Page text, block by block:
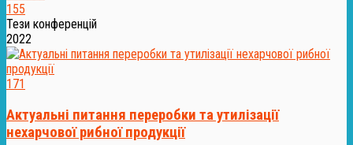
155
Тези конференцій
2022
171
Актуальні питання переробки та утилізації
нехарчової рибної продукції